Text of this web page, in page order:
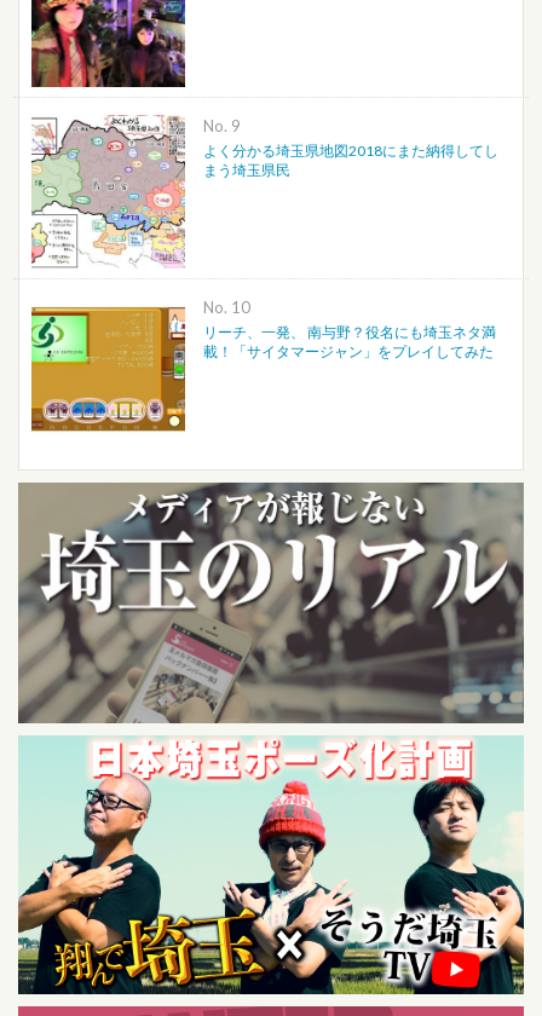
No.
よく分かる埼玉県地図2018にまた納得してし
まう埼玉県民
No.
リーチ、一発、 南与野？役名にも埼玉ネタ満
載！「サイタマージャン」をプレイしてみた